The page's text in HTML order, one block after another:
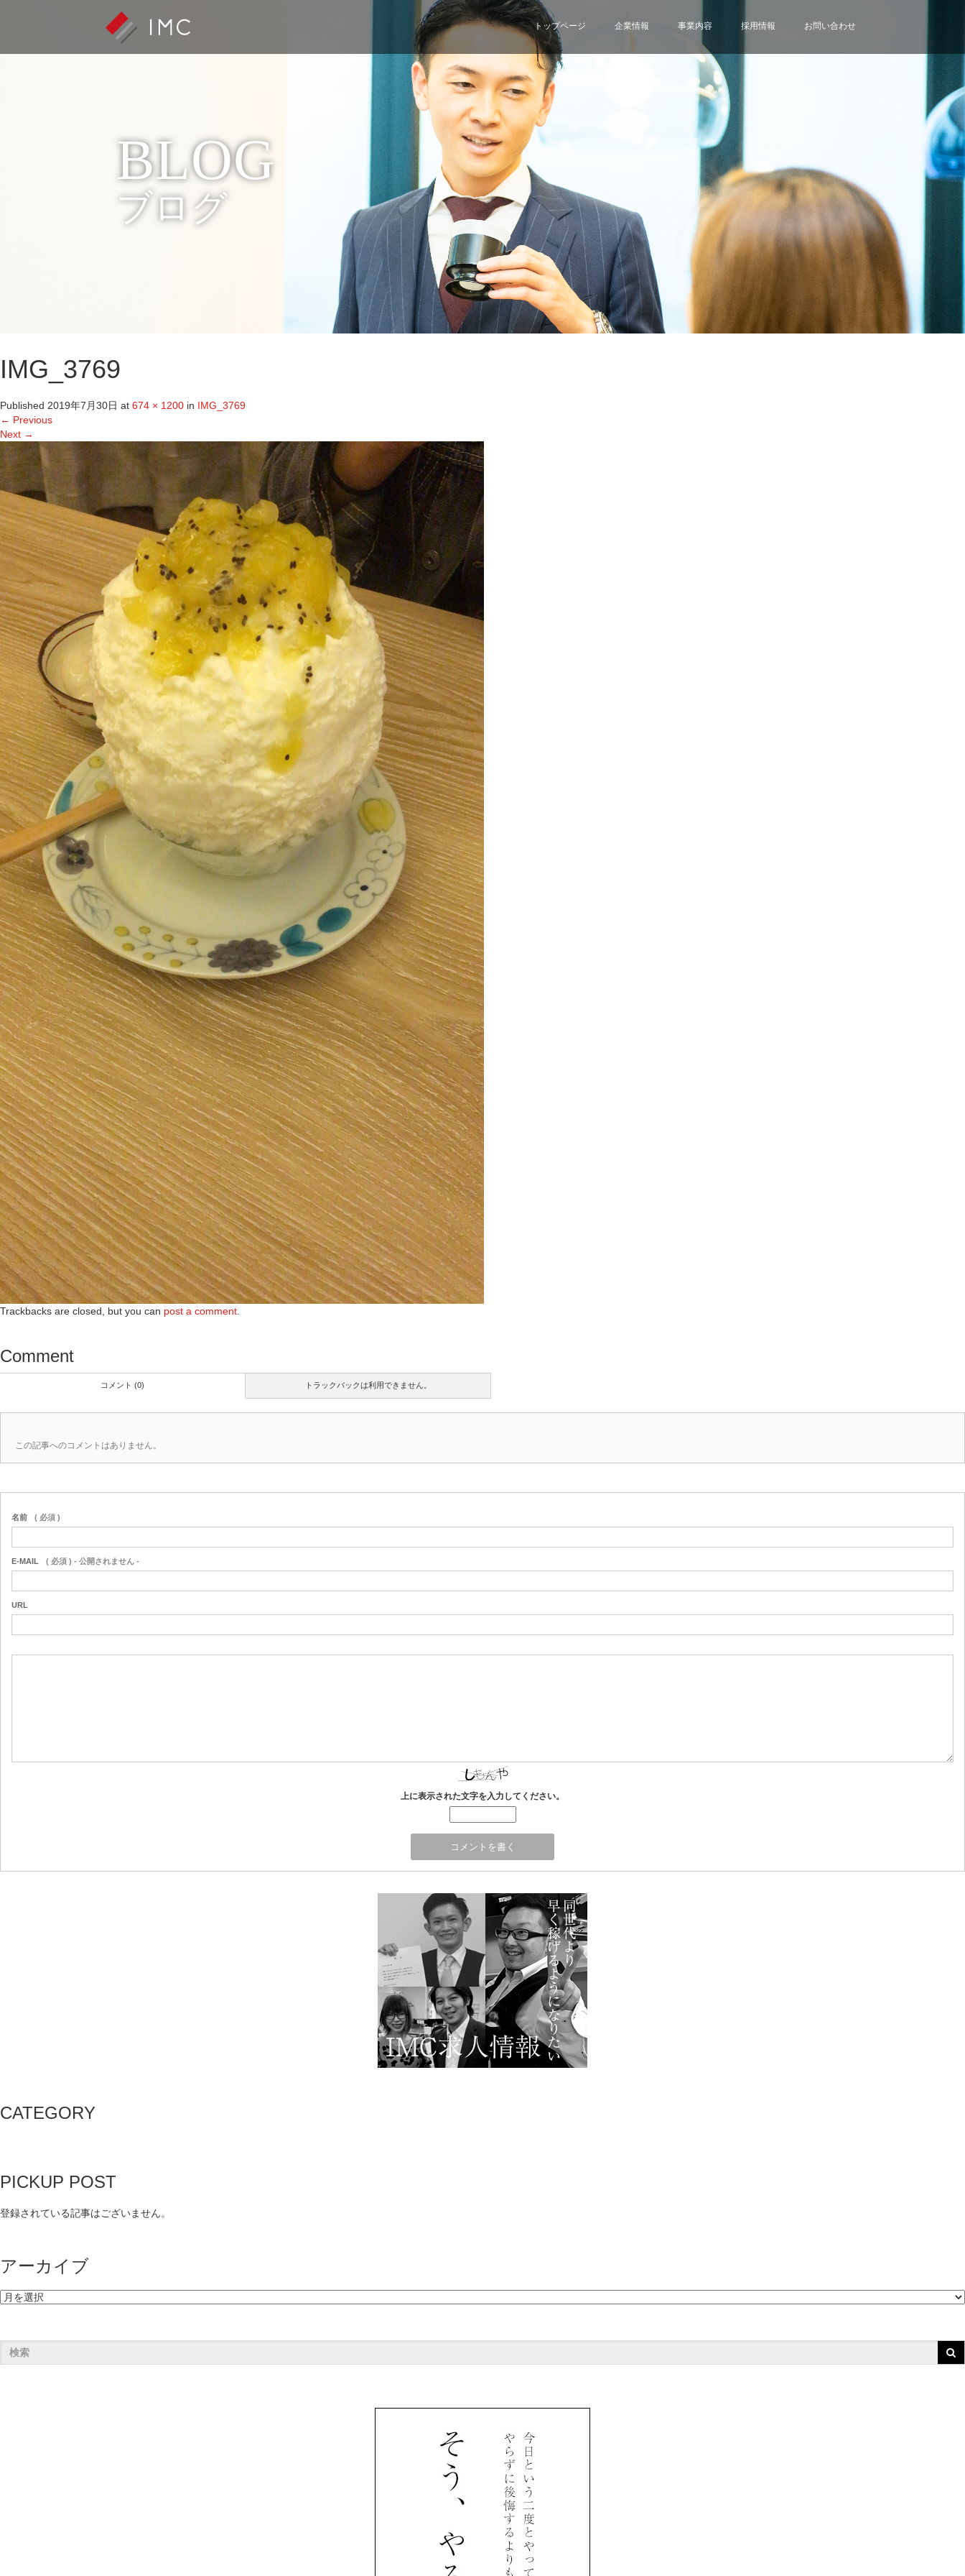
トップページ 企業情報 事業内容 採用情報 お問い合わせ
BLOG
ブログ
IMG_3769
Published 2019年7月30日 at 674 × 1200 in IMG_3769
← Previous
Next →
Trackbacks are closed, but you can post a comment
Comment
トラックバックは利用できません。
コメント (0)
この記事へのコメントはありません。
名前 ( 必須 )
E-MAIL ( 必須 ) - 公開されません -
URL
上に表示された文字を入力してください。
CATEGORY
PICKUP POST
登録されている記事はございません。
アーカイブ
ア
イ